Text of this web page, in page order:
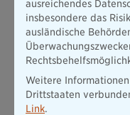
Überschüsse der
und Übrige sowie den
selbst bei schwachen
Der Wettbewerb im
Einkommenssicherung
ausreichendes
insbesondere das
ausländische
Weitere
Drittstaaten
Link.